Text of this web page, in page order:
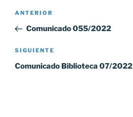
Navegación
entradas
Entrada
anterior:
ANTERIOR
Comunicado 055/2022
Siguiente
entrada
SIGUIENTE
Comunicado Biblioteca 07/2022